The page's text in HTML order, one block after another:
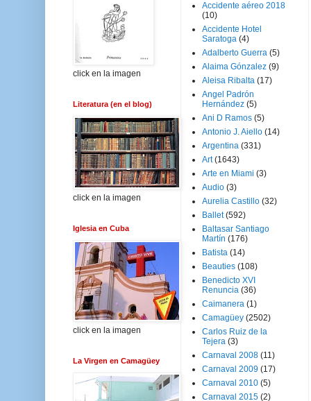
click en la imagen
Literatura (en el blog)
click en la imagen
Iglesia en Cuba
click en la imagen
La Virgen en Camagüey
Accidente aéreo 2018
(10)
Accidente Hotel
Saratoga (4)
Adalberto Guerra (5)
Alaima Gónzalez (9)
Aleisa Ribalta (17)
Angel Padrón
Hernández (5)
Ani D Ramos (5)
Antonio J. Aiello (14)
Argentina (331)
Art (1643)
Arte en Miami (3)
Audio (3)
Aurelia Castillo (32)
Ballet (592)
Baltasar Santiago
Martín (176)
Batista (14)
Beauties (108)
Benedicto XVI
Renuncia (36)
Caimanera (1)
Camagüey (2502)
Carlos Ruiz de la
Tejera (3)
Carnaval 2008 (11)
Carnaval 2009 (17)
Carnaval 2010 (5)
Carnaval 2015 (2)